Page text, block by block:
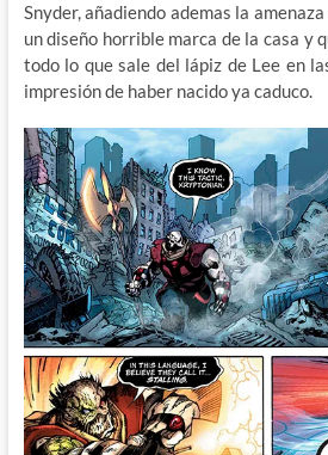
Snyder, añadiendo ademas la
un diseño horrible marca de la casa y
todo lo que sale del lápiz de Lee en
impresión de haber nacido ya caduco.